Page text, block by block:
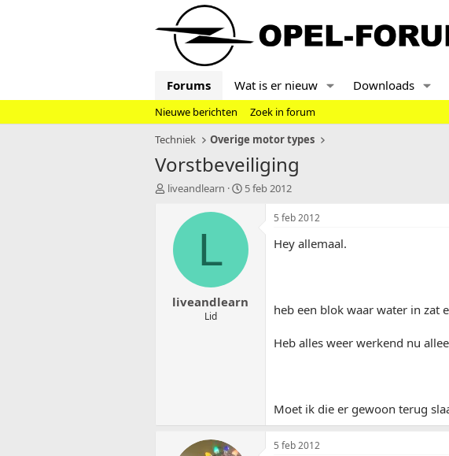
Forums Wat is er nieuw Downloads
Nieuwe berichten
Zoek in forum
Techniek
Overige motor types
Vorstbeveiliging
T
liveandlearn
S
r
t
d
u
5 feb 2012
L
liveandlearn
Lid
5 feb 2012
Hey allemaal.
heb een blok waar water in zat
Heb alles weer werkend nu
Moet ik die er gewoon terug
5 feb 2012